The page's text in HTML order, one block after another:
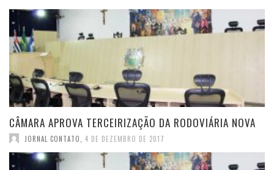
CÂMARA APROVA TERCEIRIZAÇÃO DA RODOVIÁRIA NOVA
JORNAL CONTATO 4 DE DEZEMBRO DE 2017